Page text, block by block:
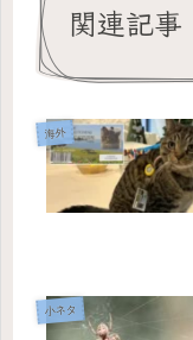
関連記事
海外
小ネタ